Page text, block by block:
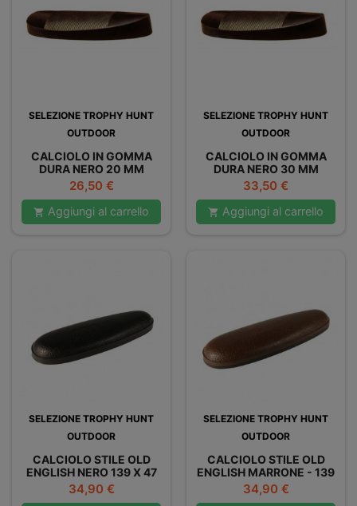
SELEZIONE TROPHY HUNT
OUTDOOR
CALCIOLO IN GOMMA
DURA NERO 20 MM
Prezzo
26,50 €
 Aggiungi al carrello
SELEZIONE TROPHY HUNT
OUTDOOR
CALCIOLO IN GOMMA
DURA NERO 30 MM
Prezzo
33,50 €
 Aggiungi al carrello
SELEZIONE TROPHY HUNT
OUTDOOR
CALCIOLO STILE OLD
ENGLISH NERO 139 X 47
MM - H. 17 MM SUPER
ELASTICO
Prezzo
34,90 €
SELEZIONE TROPHY HUNT
OUTDOOR
CALCIOLO STILE OLD
ENGLISH MARRONE - 139
X 47 MM - H. 17 MM
SUPER ELASTICO
Prezzo
34,90 €